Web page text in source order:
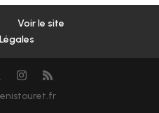
Voir le site